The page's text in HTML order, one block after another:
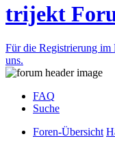
trijekt
Für die Registrierung im
uns.
FAQ
Suche
Foren-Übersicht